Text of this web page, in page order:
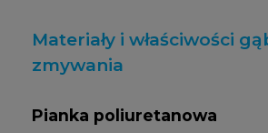
Materiały i właściwości
zmywania
Pianka poliuretanowa